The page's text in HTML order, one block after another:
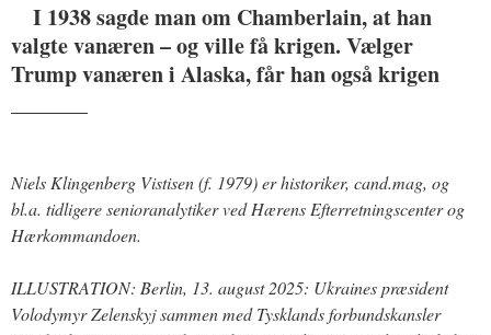
I 1938 sagde man om Chamberlain, at han
valgte vanæren – og ville få krigen. Vælger
Trump vanæren i Alaska, får han også krigen
Niels Klingenberg Vistisen (f. 1979) er historiker, cand.mag, og
bl.a. tidligere senioranalytiker ved Hærens Efterretningscenter og
Hærkommandoen.
ILLUSTRATION: Berlin, 13. august 2025: Ukraines præsident
Volodymyr Zelenskyj sammen med Tysklands forbundskansler